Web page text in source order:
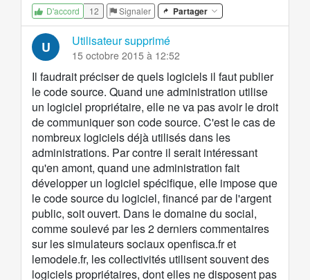
D'accord 12 Signaler Partager
U Utilisateur supprimé
15 octobre 2015 à 12:52
Il faudrait préciser de quels logiciels il faut publier
le code source. Quand une administration utilise
un logiciel propriétaire, elle ne va pas avoir le droit
de communiquer son code source. C'est le cas de
nombreux logiciels déjà utilisés dans les
administrations. Par contre il serait intéressant
qu'en amont, quand une administration fait
développer un logiciel spécifique, elle impose que
le code source du logiciel, financé par de l'argent
public, soit ouvert. Dans le domaine du social,
comme soulevé par les 2 derniers commentaires
sur les simulateurs sociauxopenfisca.fret
lemodele.fr, les collectivités utilisent souvent des
logiciels propriétaires, dont elles ne disposent pas